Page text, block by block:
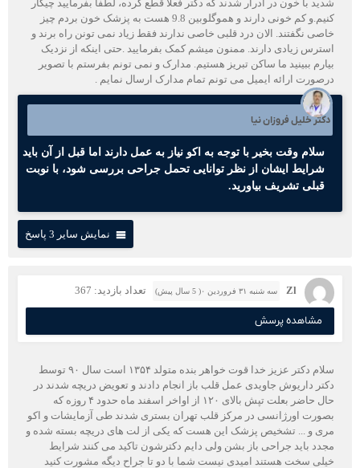
شدید با خون در ادرار شدند که دکتر فعلا قطع کرده، لطفا بفرمایید چیکار
کنیم.و کم خونی دارند و هموگلوبین 9.8 هست به پزشک خون بردم چیز
خاصی نگفتند. الان درد قلبی خاصی ندارند فقط زیاد نمی تونن راه برند و
استرس زیادی دارند. ممنون میشم کمک بفرمایید .حتی اینکه از نزدیک
بیارم ببینید ما ساکن تبریز هستیم. مدارک و نمی تونم بفرستم با تصویر
درصورت ارائه ایمیل می تونم تمام مدارک ارسال نمایم .
دکتر خلیل فروزان نیا
سلام وقت بخیر با توجه به اکو نیاز به عمل دارند اما قبل از آن باید
شرایط ایشان از نظر توانایی تحمل جراحی بررسی شود، با نوبت
قبلی تشریف بیاورید.
نمایش سایر 3 پاسخ
Zl سه شنبه ۳۱ فروردین ۰( 5 سال پیش) تعداد بازدید: 367
مشاهده پرسش
سلام دکتر عزیز خدا قوت خواهر بنده متولد ۱۳۵۴ است سال ۹۰ توسط
دکتر داریوش جاویدی عمل قلب باز انجام دادند و تعویض دریچه شدند در
حال حاضر بعلت تپش بالای ۱۲۰ از اواخر اسفند ماه حدود ۴ روزه که
بصورت اورژانسی در مرکز قلب تهران بستری شدند طی آزمایشات و اکو
مری و ... تشخیص پزشک این هست که یکی از لت های دریچه بسته شده و
مجدد باید جراحی باز بشن ولی دایم دکترشون تاکید می کنند شرایط
خیلی سخت هستند امیدی نیست شما با دو تا جراح دیگه مشورت کنید